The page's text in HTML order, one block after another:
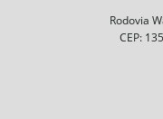
Rodovia
CEP: